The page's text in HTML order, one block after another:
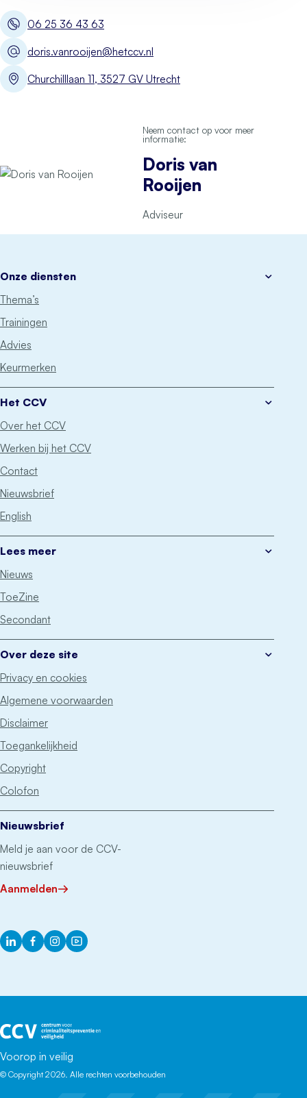
06 25 36 43 63
doris.vanrooijen@hetccv.nl
Churchilllaan 11, 3527 GV Utrecht
Neem contact op voor meer
informatie:
Doris van
Rooijen
Adviseur
Onze diensten
Thema’s
Trainingen
Advies
Keurmerken
Het CCV
Over het CCV
Werken bij het CCV
Contact
Nieuwsbrief
English
Lees meer
Nieuws
ToeZine
Secondant
Over deze site
Privacy en cookies
Algemene voorwaarden
Disclaimer
Toegankelijkheid
Copyright
Colofon
Nieuwsbrief
Meld je aan voor de CCV-
nieuwsbrief
Aanmelden
LinkedInFacebook
InstagramYouTube
Voorop in veilig
© Copyright 2026. Alle rechten voorbehouden